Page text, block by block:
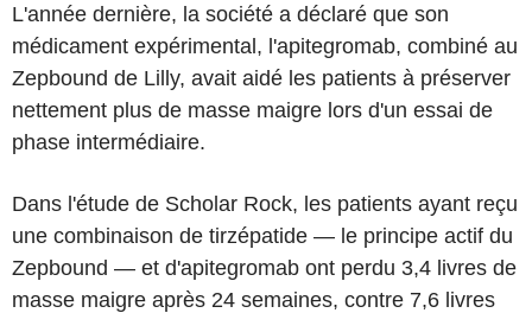
L'année dernière, la société a déclaré que son
médicament expérimental, l'apitegromab, combiné au
Zepbound de Lilly, avait aidé les patients à préserver
nettement plus de masse maigre lors d'un essai de
phase intermédiaire.
Dans l'étude de Scholar Rock, les patients ayant reçu
une combinaison de tirzépatide — le principe actif du
Zepbound — et d'apitegromab ont perdu 3,4 livres de
masse maigre après 24 semaines, contre 7,6 livres